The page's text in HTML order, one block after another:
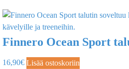
Finnero Ocean Sport
16,90€ Lisää ostoskoriin